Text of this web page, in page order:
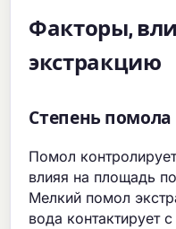
Факторы,
экстракцию
Степень помола
Помол
влияя на площадь
Мелкий помол
вода контактирует